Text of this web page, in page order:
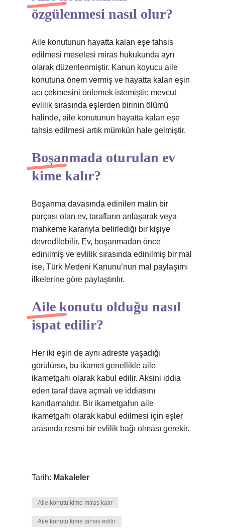
özgülenmesi nasıl olur?
Aile konutunun hayatta kalan eşe tahsis
edilmesi meselesi miras hukukunda ayrı
olarak düzenlenmiştir. Kanun koyucu aile
konutuna önem vermiş ve hayatta kalan eşin
acı çekmesini önlemek istemiştir; mevcut
evlilik sırasında eşlerden birinin ölümü
halinde, aile konutunun hayatta kalan eşe
tahsis edilmesi artık mümkün hale gelmiştir.
Boşanmada oturulan ev
kime kalır?
Boşanma davasında edinilen malın bir
parçası olan ev, tarafların anlaşarak veya
mahkeme kararıyla belirlediği bir kişiye
devredilebilir. Ev, boşanmadan önce
edinilmiş ve evlilik sırasında edinilmiş bir mal
ise, Türk Medeni Kanunu’nun mal paylaşımı
ilkelerine göre paylaştırılır.
Aile konutu olduğu nasıl
ispat edilir?
Her iki eşin de aynı adreste yaşadığı
görülürse, bu ikamet genellikle aile
ikametgahı olarak kabul edilir. Aksini iddia
eden taraf dava açmalı ve iddiasını
kanıtlamalıdır. Bir ikametgahın aile
ikametgahı olarak kabul edilmesi için eşler
arasında resmi bir evlilik bağı olması gerekir.
Tarih: Makaleler
Aile konutu kime miras kalır
Aile konutu kime tahsis edilir